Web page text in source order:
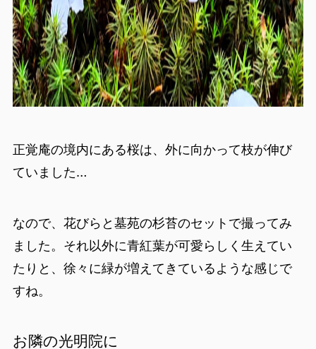
正覚庵の境内にある桜は、外に向かって枝が伸び
ていました…
なので、花びらと墓苑の杉苔のセットで撮ってみ
ました。それ以外に青紅葉が可愛らしく生えてい
たりと、徐々に緑が増えてきているような感じで
すね。
お隣の光明院に